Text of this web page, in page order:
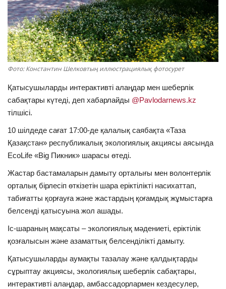
ОЙЫН-САУЫҚ
АРНАЙЫ ЖОБА
OFFICIAL
Құрылтай
Қазақша Русский
Фото: Константин Шелковтың иллюстрациялық фотосурет
Қатысушыларды интерактивті алаңдар мен шеберлік
сабақтары күтеді, деп хабарлайды @Pavlodarnews.kz
тілшісі.
10 шілдеде сағат 17:00-де қалалық саябақта «Таза
Қазақстан» республикалық экологиялық акциясы аясында
EcoLife «Big Пикник» шарасы өтеді.
Жастар бастамаларын дамыту орталығы мен волонтерлік
орталық бірлесіп өткізетін шара еріктілікті насихаттап,
табиғатты қорғауға және жастардың қоғамдық жұмыстарға
белсенді қатысуына жол ашады.
Іс-шараның мақсаты – экологиялық мәдениеті, еріктілік
қозғалысын және азаматтық белсенділікті дамыту.
Қатысушыларды аумақты тазалау және қалдықтарды
сұрыптау акциясы, экологиялық шеберлік сабақтары,
интерактивті алаңдар, амбассадорлармен кездесулер,